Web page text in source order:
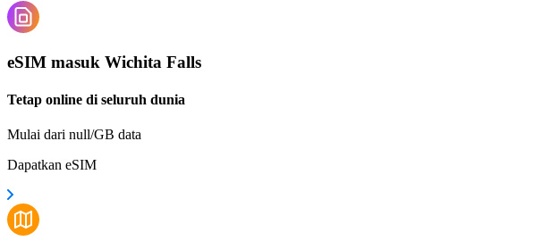
eSIM masuk Wichita Falls
Tetap online di seluruh dunia
Mulai dari null/GB data
Dapatkan eSIM